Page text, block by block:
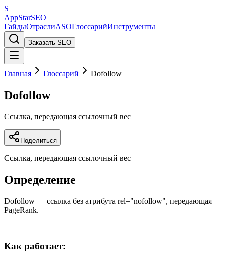
S
AppStarSEO
ГайдыОтраслиASOГлоссарийИнструменты
Заказать SEO
Главная Глоссарий Dofollow
Dofollow
Ссылка, передающая ссылочный вес
Поделиться
Ссылка, передающая ссылочный вес
Определение
Dofollow — ссылка без атрибута rel="nofollow", передающая
PageRank.
Как работает: